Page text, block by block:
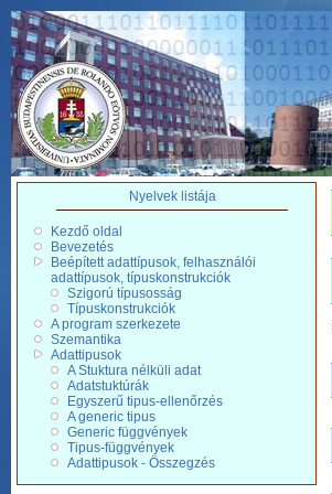
Nyelvek listája
Kezdő oldal
Bevezetés
Beépített adattípusok, felhasználói
adattípusok, típuskonstrukciók
Szigorú típusosság
Típuskonstrukciók
A program szerkezete
Szemantika
Adattipusok
A Stuktura nélküli adat
Adatstuktúrák
Egyszerű tipus-ellenőrzés
A generic tipus
Generic függvények
Tipus-függvények
Adattipusok - Összegzés